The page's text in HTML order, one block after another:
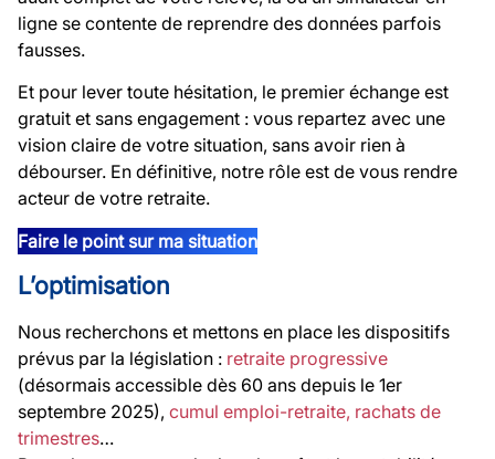
ligne se contente de reprendre des données parfois
fausses.
Et pour lever toute hésitation, le premier échange est
gratuit et sans engagement : vous repartez avec une
vision claire de votre situation, sans avoir rien à
débourser. En définitive, notre rôle est de vous rendre
acteur de votre retraite.
Faire le point sur ma situation
L’optimisation
Nous recherchons et mettons en place les dispositifs
prévus par la législation : retraite progressive
(désormais accessible dès 60 ans depuis le 1er
septembre 2025), cumul emploi-retraite, rachats de
trimestres…